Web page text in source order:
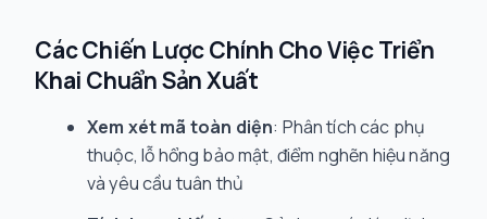
Các Chiến Lược Chính Cho Việc Triển
Khai Chuẩn Sản Xuất
Xem xét mã toàn diện: Phân tích các phụ
thuộc, lỗ hổng bảo mật, điểm nghẽn hiệu năng
và yêu cầu tuân thủ